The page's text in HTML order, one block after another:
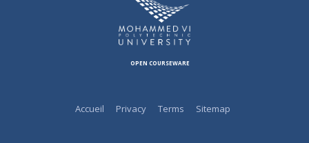
OPEN COURSEWARE
Accueil Privacy Terms Sitemap